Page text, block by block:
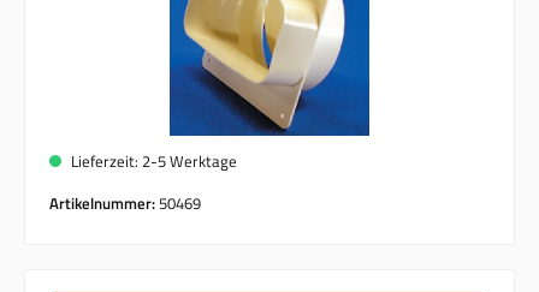
Lieferzeit: 2-5 Werktage
Artikelnummer:50469